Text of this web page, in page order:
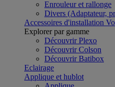
Enrouleur et rallonge
Divers (Adaptateur,
Accessoires d'installation
Explorer par gamme
Découvrir Plexo
Découvrir Colson
Découvrir Batibox
Eclairage
Applique et hublot